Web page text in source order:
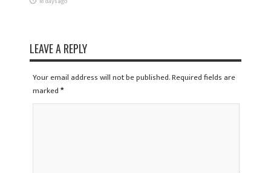
LEAVE A REPLY
Your email address will not be published. Required fields are
marked*